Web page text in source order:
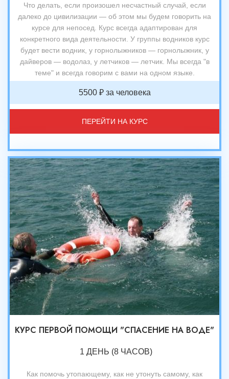
Что делать, если произошел несчастный случай, если
далеко до цивилизации — об этом мы будем говорить на
курсе для непосед. Курс всегда адаптирован для
конкретного вида деятельности. У группы водников курс
будет вести водник, у горнолыжников — горнолыжник, у
дайверов — водолаз, у летчиков — летчик. Мы всегда "в
теме" и всегда говорим с вами на одном языке.
5500 ₽ за человека
ПЕРЕЙТИ НА КУРС
КУРС ПЕРВОЙ ПОМОЩИ "СПАСЕНИЕ НА ВОДЕ"
1 ДЕНЬ (8 ЧАСОВ)
Как помочь утопающему, как не утонуть самому, как